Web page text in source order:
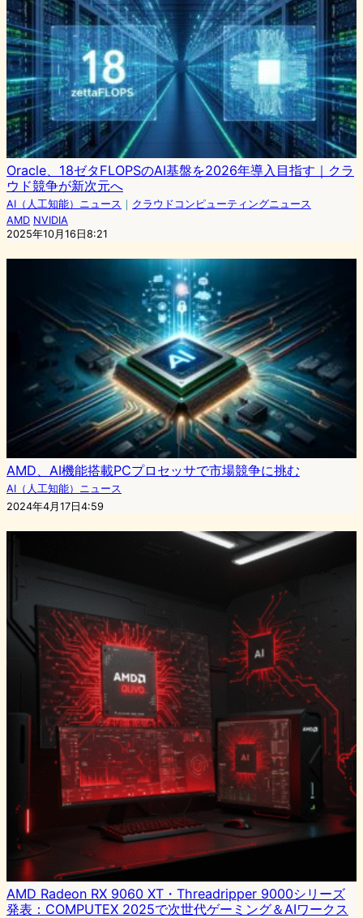
Oracle、18ゼタFLOPSのAI基盤を2026年導入目指す｜クラ
ウド競争が新次元へ
AI（人工知能）ニュース ｜ クラウドコンピューティングニュース
AMD NVIDIA
2025年10月16日8:21
AMD、AI機能搭載PCプロセッサで市場競争に挑む
AI（人工知能）ニュース
2024年4月17日4:59
AMD Radeon RX 9060 XT・Threadripper 9000シリーズ
発表：COMPUTEX 2025で次世代ゲーミング＆AIワークス